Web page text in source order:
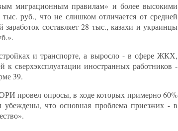
миграционным правилам» и более высокими
руб., что не слишком отличается от средней
составляет 28 тыс., казахи и украинцы
и транспорте, а выросло - в сфере ЖКХ,
сверхэксплуатации иностранных работников -
39.
провел опросы, в ходе которых примерно 60%
убеждены, что основная проблема приезжих - в